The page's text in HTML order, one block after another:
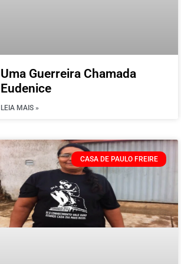
Uma Guerreira Chamada
Eudenice
LEIA MAIS »
CASA DE PAULO FREIRE